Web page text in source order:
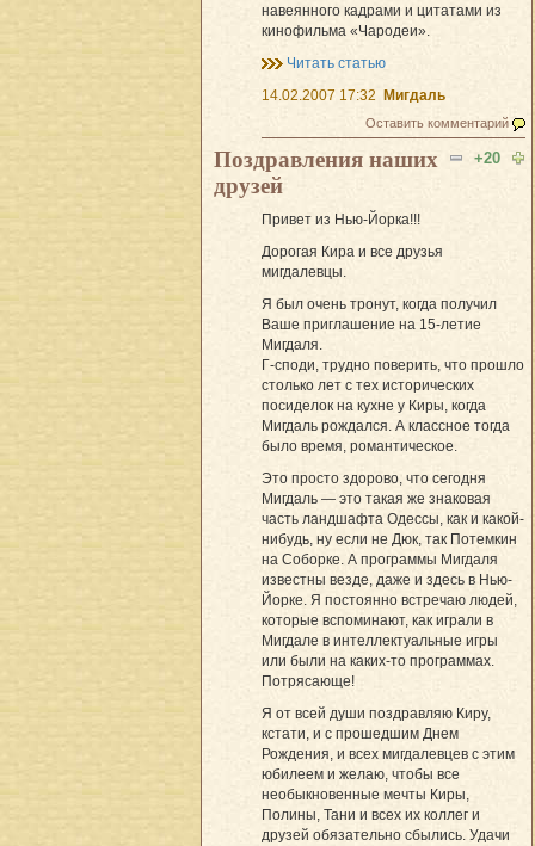
навеянного кадрами и цитатами из
кинофильма «Чародеи».
Читать статью
14.02.2007 17:32 Мигдаль
Оставить комментарий
+20
Поздравления наших
друзей
Привет из Нью-Йорка!!!
Дорогая Кира и все друзья
мигдалевцы.
Я был очень тронут, когда получил
Ваше приглашение на 15-летие
Мигдаля.
Г-споди, трудно поверить, что прошло
столько лет с тех исторических
посиделок на кухне у Киры, когда
Мигдаль рождался. А классное тогда
было время, романтическое.
Это просто здорово, что сегодня
Мигдаль — это такая же знаковая
часть ландшафта Одессы, как и какой-
нибудь, ну если не Дюк, так Потемкин
на Соборке. А программы Мигдаля
известны везде, даже и здесь в Нью-
Йорке. Я постоянно встречаю людей,
которые вспоминают, как играли в
Мигдале в интеллектуальные игры
или были на каких-то программах.
Потрясающе!
Я от всей души поздравляю Киру,
кстати, и с прошедшим Днем
Рождения, и всех мигдалевцев с этим
юбилеем и желаю, чтобы все
необыкновенные мечты Киры,
Полины, Тани и всех их коллег и
друзей обязательно сбылись. Удачи